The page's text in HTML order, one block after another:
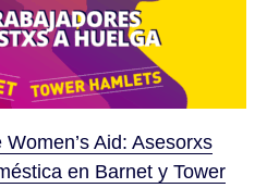
Aid: Asesorxs
en Barnet y Tower